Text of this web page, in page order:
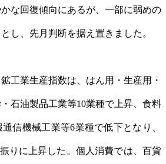
な回復傾向にあるが、一部に弱めの
し、先月判断を据え置きました。
工業生産指数は、はん用・生産用・
石油製品工業等10業種で上昇、食料
信機械工業等6業種で低下となり、
りに上昇した。個人消費では、百貨